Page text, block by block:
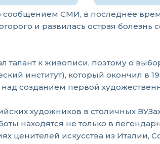
сообщением СМИ, в последнее
и развилась острая болезнь
талант к живописи, поэтому о
институт), который окончил в
созданием первой
художников в столичных
находятся не только в
ценителей искусства из Италии,